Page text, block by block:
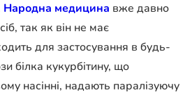
Народна медицина вже давно
так як він не має
для застосування в будь-
білка кукурбітину, що
насінні, надають паралізуючу